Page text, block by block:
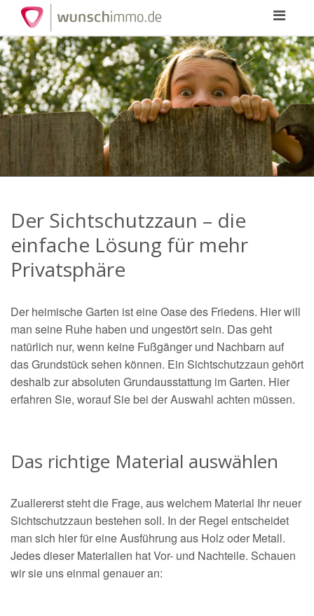
Toggle
Der Sichtschutzzaun – die
einfache Lösung für mehr
Privatsphäre
Der heimische Garten ist eine Oase des Friedens. Hier will
man seine Ruhe haben und ungestört sein. Das geht
natürlich nur, wenn keine Fußgänger und Nachbarn auf
das Grundstück sehen können. Ein Sichtschutzzaun gehört
deshalb zur absoluten Grundausstattung im Garten. Hier
erfahren Sie, worauf Sie bei der Auswahl achten müssen.
Das richtige Material auswählen
Zuallererst steht die Frage, aus welchem Material Ihr neuer
Sichtschutzzaun bestehen soll. In der Regel entscheidet
man sich hier für eine Ausführung aus Holz oder Metall.
Jedes dieser Materialien hat Vor- und Nachteile. Schauen
wir sie uns einmal genauer an: